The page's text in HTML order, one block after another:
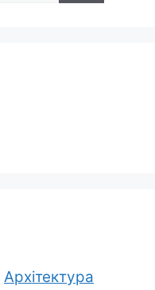
Архітектура